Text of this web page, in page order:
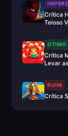
Crítica
Teioso
OTIMO
Crítica
Levar
RUIM
Crítica